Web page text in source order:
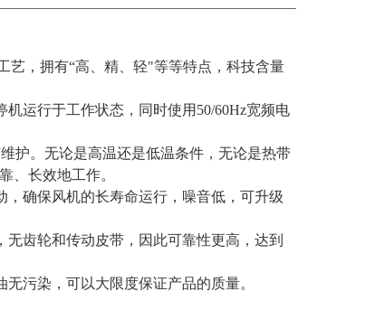
艺，拥有“高、精、轻"等等特点，科技含量
运行于工作状态，同时使用50/60Hz宽频电
护。无论是高温还是低温条件，无论是热带
、长效地工作。
确保风机的长寿命运行，噪音低，可升级
齿轮和传动皮带，因此可靠性更高，达到
污染，可以大限度保证产品的质量。